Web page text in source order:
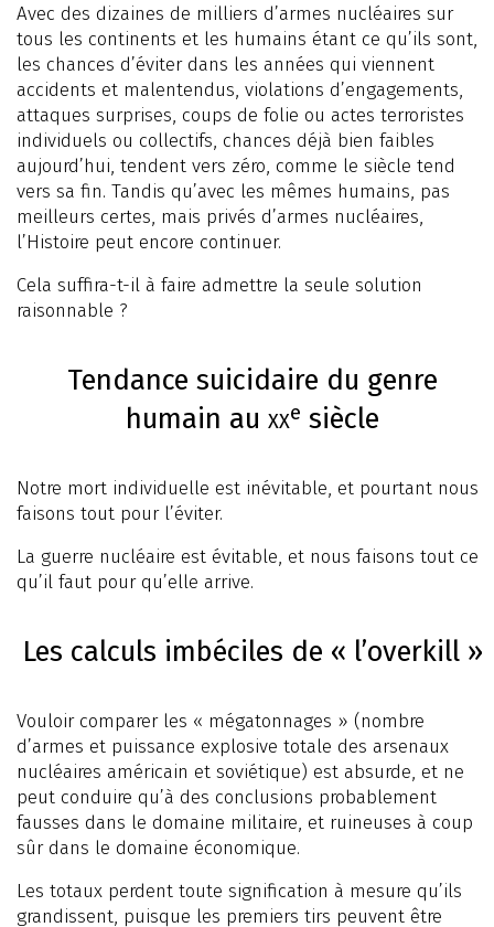
Avec des dizaines de milliers d’armes nucléaires sur
tous les continents et les humains étant ce qu’ils sont,
les chances d’éviter dans les années qui viennent
accidents et malentendus, violations d’engagements,
attaques surprises, coups de folie ou actes terroristes
individuels ou collectifs, chances déjà bien faibles
aujourd’hui, tendent vers zéro, comme le siècle tend
vers sa fin. Tandis qu’avec les mêmes humains, pas
meilleurs certes, mais privés d’armes nucléaires,
l’Histoire peut encore continuer.
Cela suffira-t-il à faire admettre la seule solution
raisonnable ?
Tendance suicidaire du genre
humain au xxe siècle
Notre mort individuelle est inévitable, et pourtant nous
faisons tout pour l’éviter.
La guerre nucléaire est évitable, et nous faisons tout ce
qu’il faut pour qu’elle arrive.
Les calculs imbéciles de « l’overkill »
Vouloir comparer les « mégatonnages » (nombre
d’armes et puissance explosive totale des arsenaux
nucléaires américain et soviétique) est absurde, et ne
peut conduire qu’à des conclusions probablement
fausses dans le domaine militaire, et ruineuses à coup
sûr dans le domaine économique.
Les totaux perdent toute signification à mesure qu’ils
grandissent, puisque les premiers tirs peuvent être